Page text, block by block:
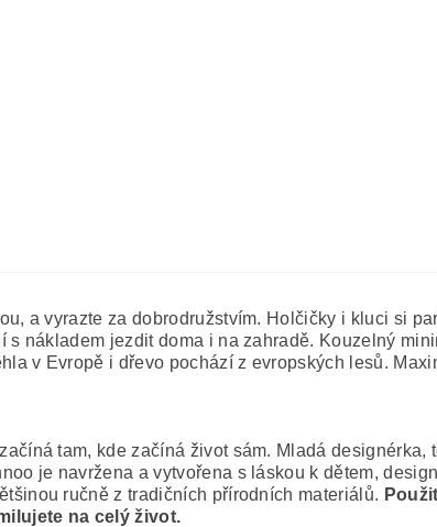
a vyrazte za dobrodružstvím. Holčičky i kluci si
nákladem jezdit doma i na zahradě. Kouzelný
v Evropě i dřevo pochází z evropských lesů.
tam, kde začíná život sám. Mladá
je navržena a vytvořena s láskou k dětem,
ručně z tradičních přírodních materiálů.
na celý život.